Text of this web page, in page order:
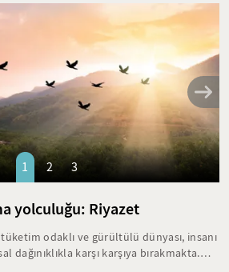
yolculuğu: Riyazet
odaklı ve gürültülü dünyası, insanı
dağınıklıkla karşı karşıya bırakmakta.
1 2 3